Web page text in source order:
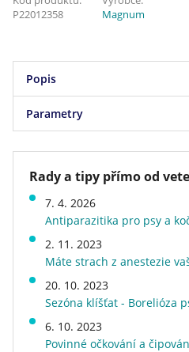
P22012358
Magnum
Popis
Slouží jako odměna při hře,
Složení:
Deklarované jakostní znaky:
Skladování:
Uchovávejte na suchém a
Po otevření dobře uzavírejte
Parametry
Parametry
Značka
Hmotnost
Druh krmiva
Veterinární dieta
Rady a tipy přímo od
7. 4. 2026
Antiparazitika pro psy a
2. 11. 2023
Máte strach z anestezie
20. 10. 2023
Sezóna klíšťat - Borelióza
6. 10. 2023
Povinné očkování a